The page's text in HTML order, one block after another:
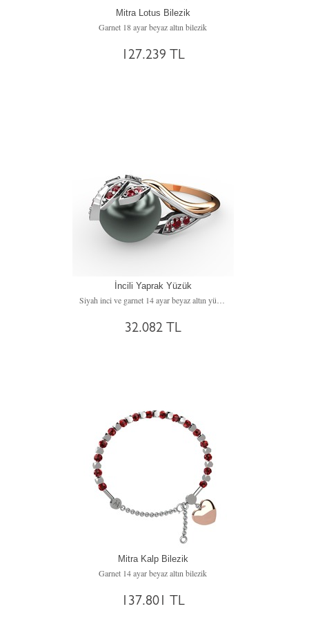
Mitra Lotus Bilezik
Garnet 18 ayar beyaz altın bilezik
127.239 TL
İncili Yaprak Yüzük
32.082 TL
Mitra Kalp Bilezik
Garnet 14 ayar beyaz altın bilezik
137.801 TL